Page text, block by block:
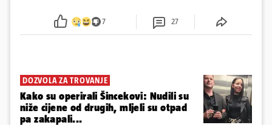
7 27
DOZVOLA ZA TROVANJE
Kako su operirali Šincekovi: Nudili su
niže cijene od drugih, mljeli su otpad
pa zakapali...